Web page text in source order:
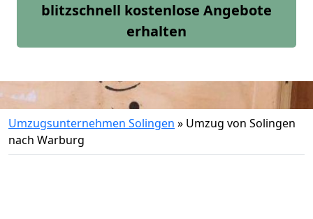
blitzschnell kostenlose Angebote
erhalten
Umzugsunternehmen Solingen » Umzug von Solingen
nach Warburg